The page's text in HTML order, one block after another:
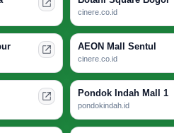
cinere.co.id
AEON Mall Sentul
cinere.co.id
Pondok Indah Mall 1
pondokindah.id